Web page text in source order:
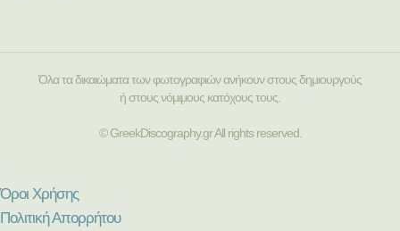
Όλα τα δικαιώματα των φωτογραφιών ανήκουν στους δημιουργούς
ή στους νόμιμους κατόχους τους.
© GreekDiscography.gr All rights reserved.
Όροι Χρήσης
Πολιτική Απορρήτου